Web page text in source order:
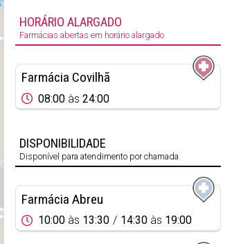
HORÁRIO ALARGADO
Farmácias abertas em horário alargado
Farmácia Covilhã
08:00 às 24:00
DISPONIBILIDADE
Disponível para atendimento por chamada
Farmácia Abreu
10:00 às 13:30 14:30 às 19:00